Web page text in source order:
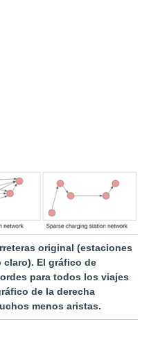
original (estaciones
El gráfico de
para todos los viajes
de la derecha
menos aristas.